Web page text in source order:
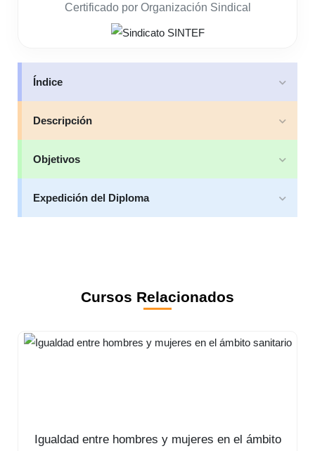
Certificado por Organización Sindical
Índice
Descripción
Objetivos
Expedición del Diploma
Cursos Relacionados
Igualdad entre hombres y mujeres en el ámbito